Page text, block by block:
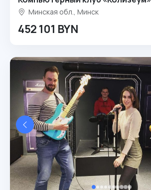
Минская обл., Минск
452 101 BYN